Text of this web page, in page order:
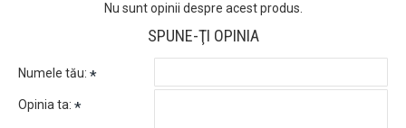
Nu sunt opinii despre acest produs.
SPUNE-ŢI OPINIA
Numele tău:
Opinia ta: